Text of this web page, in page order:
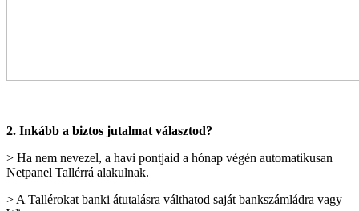
2. Inkább a biztos jutalmat választod?
> Ha nem nevezel, a havi pontjaid a hónap végén automatikusan
Netpanel Tallérrá alakulnak.
> A Tallérokat banki átutalásra válthatod saját bankszámládra vagy